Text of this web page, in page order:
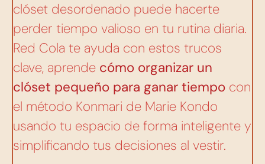
clóset desordenado puede hacerte
perder tiempo valioso en tu rutina diaria.
Red Cola te ayuda con estos trucos
clave, aprende cómo organizar un
clóset pequeño para ganar tiempo con
el método Konmari de Marie Kondo
usando tu espacio de forma inteligente y
simplificando tus decisiones al vestir.